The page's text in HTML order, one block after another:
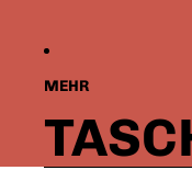
MEHR
Zur Ergebnisliste